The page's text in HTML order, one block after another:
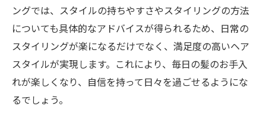
ングでは、スタイルの持ちやすさやスタイリングの方法
についても具体的なアドバイスが得られるため、日常の
スタイリングが楽になるだけでなく、満足度の高いヘア
スタイルが実現します。これにより、毎日の髪のお手入
れが楽しくなり、自信を持って日々を過ごせるようにな
るでしょう。